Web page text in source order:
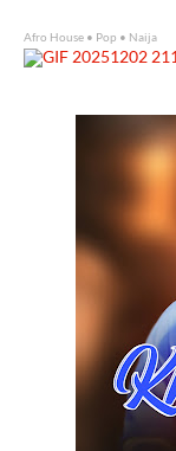
Afro House • Pop • Naija